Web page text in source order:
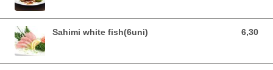
Sahimi white fish(6uni) 6,30
6,30 EUR